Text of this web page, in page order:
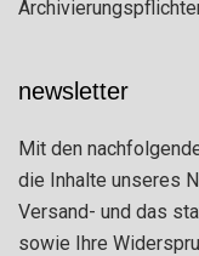
newsletter
Mit den
die Inhalte unseres
Versand- und das
sowie Ihre